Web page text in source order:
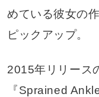
めている彼女の
ピックアップ。
2015年リリース
『Sprained